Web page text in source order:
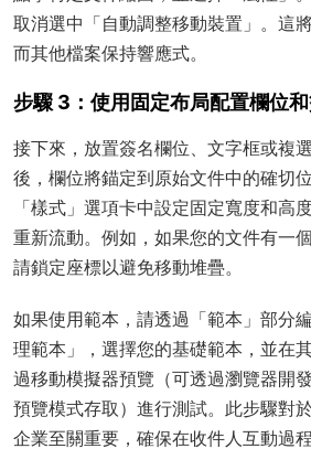
取消選中「自動調整移動裝置」。這
而其他檔案保持響應式。
步驟 3：使用固定布局配置欄位
接下來，放置簽名欄位、文字框或複
後，欄位將錨定到原始文件中的確切
「樣式」選項卡中設定固定寬度和高
重新流動。例如，如果您的文件有一
請鎖定座標以避免移動堆疊。
如果使用範本，請透過「範本」部分
理範本」，選擇您的基礎範本，並在
過移動模擬器預覽（可透過瀏覽器開
預覽模式存取）進行測試。此步驟對
企業至關重要，確保在收件人互動過